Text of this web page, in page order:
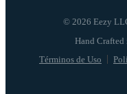
© 2026 Eezy
Términos de Uso